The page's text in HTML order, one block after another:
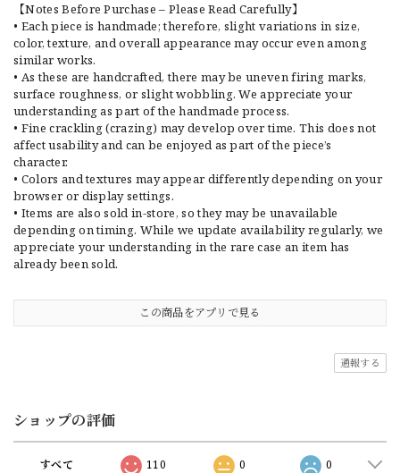
【Notes Before Purchase – Please Read Carefully】
• Each piece is handmade; therefore, slight variations in size,
color, texture, and overall appearance may occur even among
similar works.
• As these are handcrafted, there may be uneven firing marks,
surface roughness, or slight wobbling. We appreciate your
understanding as part of the handmade process.
• Fine crackling (crazing) may develop over time. This does not
affect usability and can be enjoyed as part of the piece’s
character.
• Colors and textures may appear differently depending on your
browser or display settings.
• Items are also sold in-store, so they may be unavailable
depending on timing. While we update availability regularly, we
appreciate your understanding in the rare case an item has
already been sold.
この商品をアプリで見る
通報する
ショップの評価
すべて 110 0 0